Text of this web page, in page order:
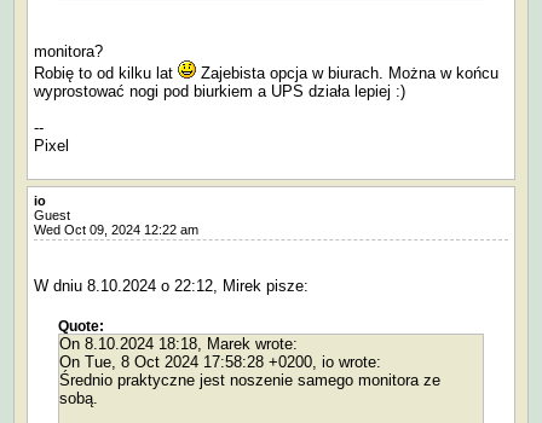
monitora?
Robię to od kilku lat
Zajebista opcja w biurach. Można w końcu
wyprostować nogi pod biurkiem a UPS działa lepiej :)
--
Pixel
io
Guest
Wed Oct 09, 2024 12:22 am
W dniu 8.10.2024 o 22:12, Mirek pisze:
Quote:
On 8.10.2024 18:18, Marek wrote:
On Tue, 8 Oct 2024 17:58:28 +0200, io wrote:
Średnio praktyczne jest noszenie samego monitora ze
sobą.